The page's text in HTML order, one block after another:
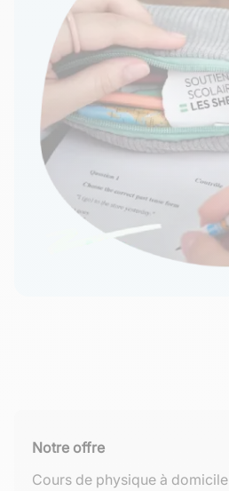
Notre offre
Cours de physique à domicile